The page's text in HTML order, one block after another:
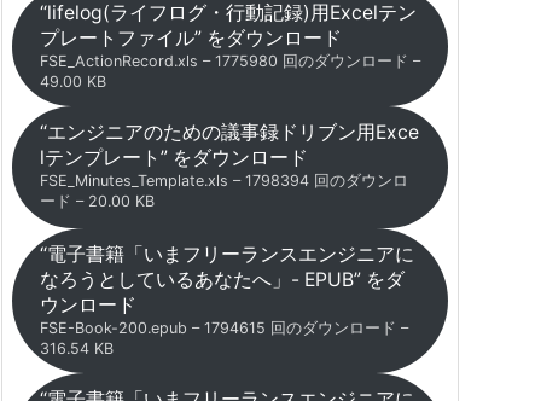
“lifelog(ライフログ・行動記録)用Excelテン
プレートファイル” をダウンロード
FSE_ActionRecord.xls – 1775980 回のダウンロード –
49.00 KB
“エンジニアのための議事録ドリブン用Exce
lテンプレート” をダウンロード
FSE_Minutes_Template.xls – 1798394 回のダウンロ
ード – 20.00 KB
“電子書籍「いまフリーランスエンジニアに
なろうとしているあなたへ」- EPUB” をダ
ウンロード
FSE-Book-200.epub – 1794615 回のダウンロード –
316.54 KB